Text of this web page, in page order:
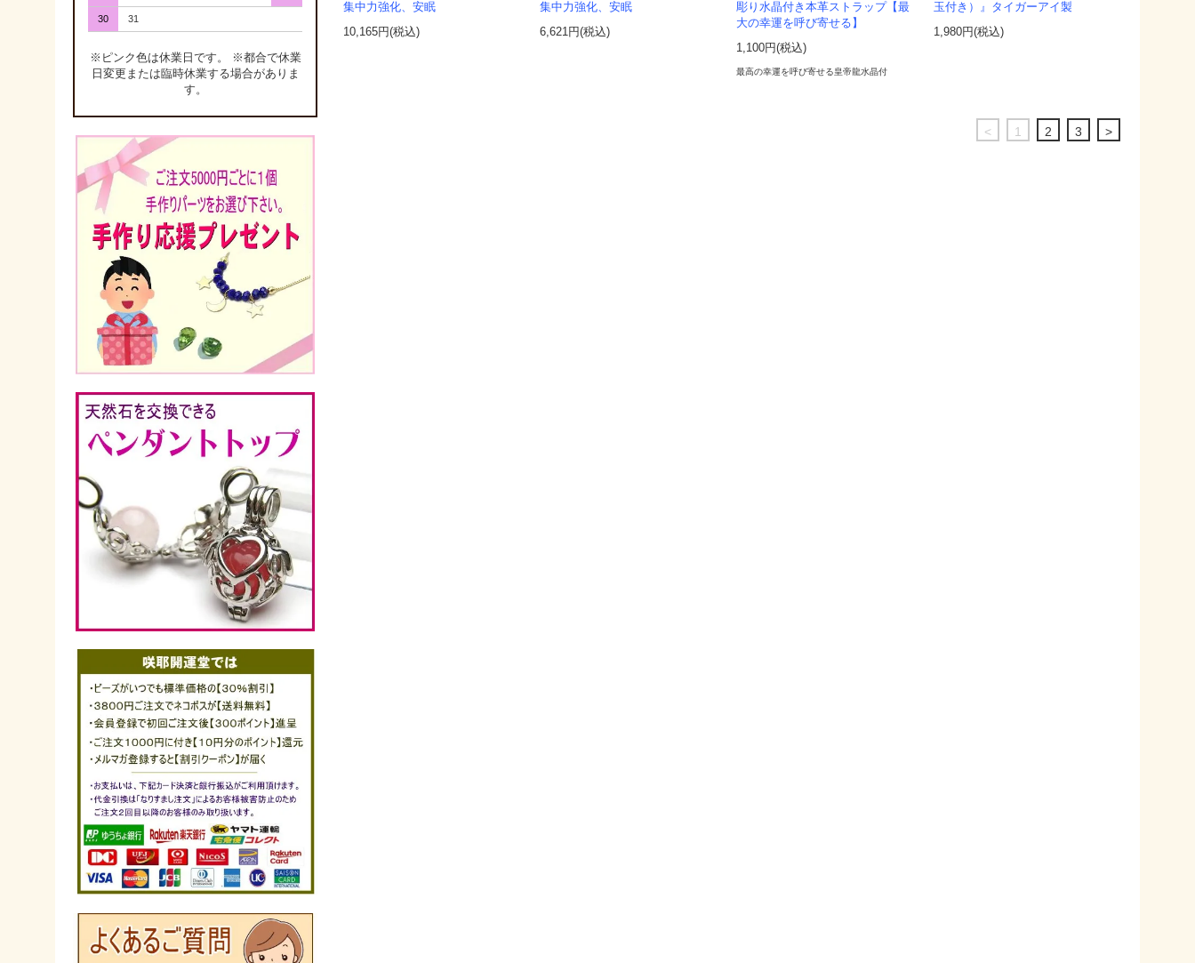
集中力強化、安眠
10,165円(税込)
集中力強化、安眠
6,621円(税込)
彫り水晶付き本革ストラップ【最
大の幸運を呼び寄せる】
1,100円(税込)
最高の幸運を呼び寄せる皇帝龍水晶付
玉付き）』タイガーアイ製
1,980円(税込)
< 1 2 3 >
30 31
※ピンク色は休業日です。 ※都合で休業
日変更または臨時休業する場合がありま
す。